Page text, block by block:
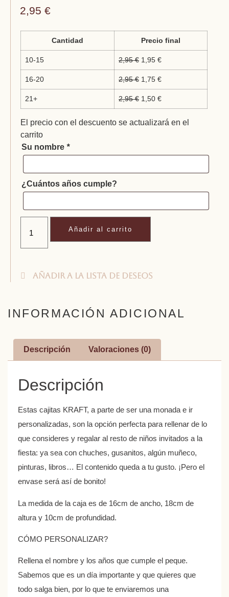
2,95 €
Cantidad Precio final
10-15 2,95€ 1,95 €
16-20 2,95€ 1,75 €
21+ 2,95€ 1,50 €
El precio con el descuento se actualizará en el
carrito
Su nombre *
¿Cuántos años cumple?
Añadir al carrito
Añadir a la lista de deseos
INFORMACIÓN ADICIONAL
Descripción Valoraciones (0)
Descripción
Estas cajitas KRAFT, a parte de ser una monada e ir
personalizadas, son la opción perfecta para rellenar de lo
que consideres y regalar al resto de niños invitados a la
fiesta: ya sea con chuches, gusanitos, algún muñeco,
pinturas, libros… El contenido queda a tu gusto. ¡Pero el
envase será así de bonito!
La medida de la caja es de 16cm de ancho, 18cm de
altura y 10cm de profundidad.
CÓMO PERSONALIZAR?
Rellena el nombre y los años que cumple el peque.
Sabemos que es un día importante y que quieres que
todo salga bien, por lo que te enviaremos una